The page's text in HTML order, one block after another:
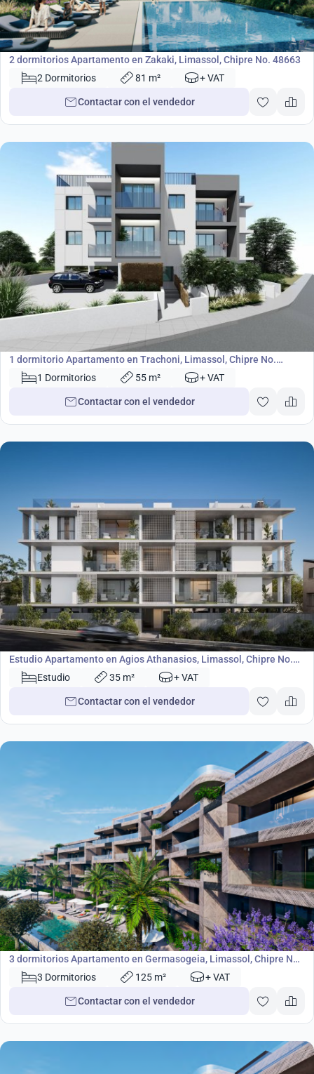
€430 000
Apartamento
2 dormitorios Apartamento en Zakaki, Limassol, Chipre No. 48663
2 Dormitorios
81 m² + VAT
Contactar con el vendedor
€174 000
1 dormitorio Apartamento en Trachoni, Limassol, Chipre No.
470111 Dormitorios 55 m² + VAT
Contactar con el vendedor
€179 000
Apartamento
Estudio Apartamento en Agios Athanasios, Limassol, Chipre No.
41167Estudio 35 m² + VAT
Contactar con el vendedor
€889 000
Apartamento
3 dormitorios Apartamento en Germasogeia, Limassol, Chipre No.
488203 Dormitorios 125 m² + VAT
Contactar con el vendedor